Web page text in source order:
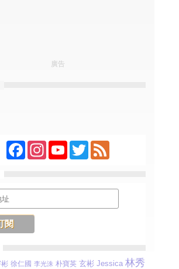
廣告
FacebookInstagramYouTubeTwitterFeed
徐仁國 李光洙 朴寶英 玄彬 Jessica 林秀